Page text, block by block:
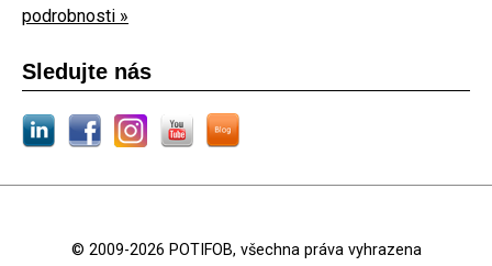
podrobnosti »
Sledujte nás
© 2009-2026 POTIFOB, všechna práva vyhrazena